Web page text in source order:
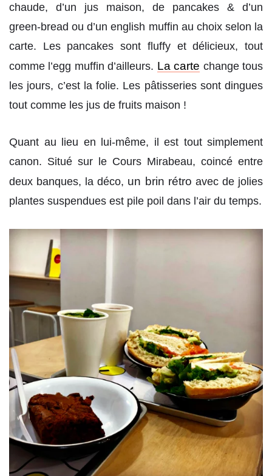
chaude, d’un jus maison, de pancakes & d’un
green-bread ou d’un english muffin au choix selon la
carte. Les pancakes sont fluffy et délicieux, tout
comme l’egg muffin d’ailleurs. La carte change tous
les jours, c’est la folie. Les pâtisseries sont dingues
tout comme les jus de fruits maison !
Quant au lieu en lui-même, il est tout simplement
canon. Situé sur le Cours Mirabeau, coincé entre
deux banques, la déco, un brin rétro avec de jolies
plantes suspendues est pile poil dans l’air du temps.